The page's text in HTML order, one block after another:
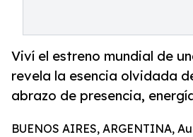
Viví el estreno mundial de
revela la esencia olvidada
abrazo de presencia,
BUENOS AIRES, ARGENTINA,